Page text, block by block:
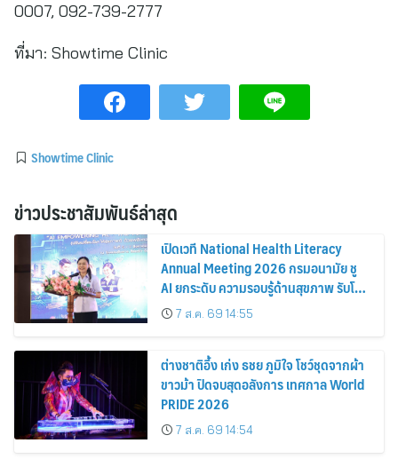
0007, 092-739-2777
ที่มา: Showtime Clinic
Showtime Clinic
ข่าวประชาสัมพันธ์ล่าสุด
เปิดเวที National Health Literacy
Annual Meeting 2026 กรมอนามัย ชู
AI ยกระดับ ความรอบรู้ด้านสุขภาพ รับโลก
อนาคต
7 ส.ค. 69 14:55
ต่างชาติอึ้ง เก่ง ธชย ภูมิใจ โชว์ชุดจากผ้า
ขาวม้า ปิดจบสุดอลังการ เทศกาล World
PRIDE 2026
7 ส.ค. 69 14:54